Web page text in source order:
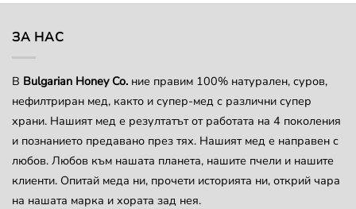
may
be
chosen
the
product
page
multiple
chosen
on
the
product
ЗА НАС
В Bulgarian Honey Co. ние правим 100% натурален, суров,
нефилтриран мед, както и супер-мед с различни супер
храни. Нашият мед е резултатът от работата на 4 поколения
и познанието предавано през тях. Нашият мед е направен с
любов. Любов към нашата планета, нашите пчели и нашите
клиенти. Опитай меда ни, прочети историята ни, открий чара
на нашата марка и хората зад нея.